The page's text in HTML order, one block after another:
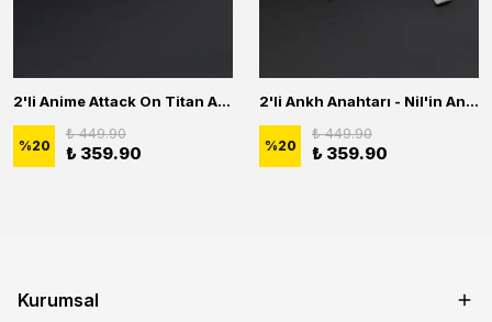
2'li Anime Attack On Titan Acrylic Maria Anime Naruto Erkek Kadın Kolye Seti
%20
₺ 449.90
₺ 359.90
2'li Ankh Anahtarı - Nil'in Anahtarı - Kuru Kafa Erkek Kadın Kolye Seti
%20
₺ 449.90
₺ 359.90
Kurumsal